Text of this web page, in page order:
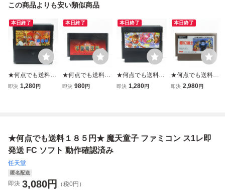
この商品よりも安い類似商品
本日終了
★何点でも送料１
８５円★ じゃじゃ
即決 1,280円
本日終了
★何点でも送料１
８５円★ 不動明王
即決 980円
本日終了
★何点でも送料１
８５円★ 西遊記ワ
即決 1,280円
本日終了
★何点でも送料１
８５円★ 霊幻道士
即決 2,980円
★何点でも送料１８５円★ 魔天童子 ファミコン ス1レ即
発送 FC ソフト 動作確認済み
任天堂
匿名配送
即決 3,080円 （税0円）